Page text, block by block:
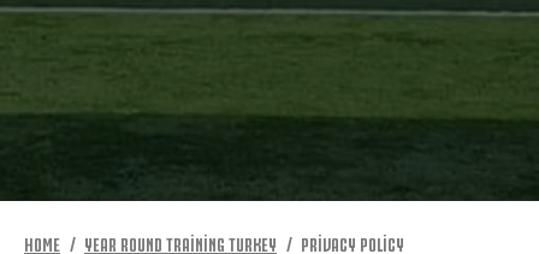
HOME YEAR ROUND TRAINING TURKEY PRIVACY POLICY